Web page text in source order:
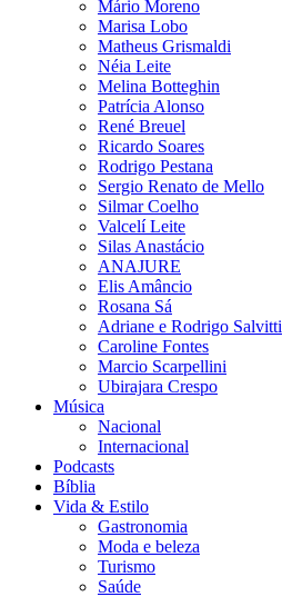
Mário Moreno
Marisa Lobo
Matheus Grismaldi
Néia Leite
Melina Botteghin
Patrícia Alonso
René Breuel
Ricardo Soares
Rodrigo Pestana
Sergio Renato de Mello
Silmar Coelho
Valcelí Leite
Silas Anastácio
ANAJURE
Elis Amâncio
Rosana Sá
Adriane e Rodrigo Salvitti
Caroline Fontes
Marcio Scarpellini
Ubirajara Crespo
Música
Nacional
Internacional
Podcasts
Bíblia
Vida & Estilo
Gastronomia
Moda e beleza
Turismo
Saúde